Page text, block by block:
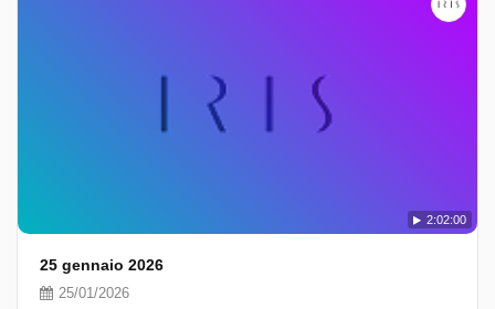
2:02:00
25 gennaio 2026
25/01/2026